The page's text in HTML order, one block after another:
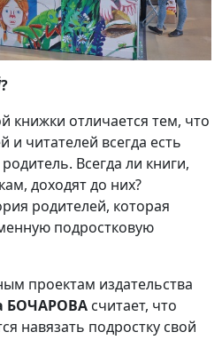
?
книжки отличается тем, что
и читателей всегда есть
Всегда ли книги,
доходят до них?
родителей, которая
подростковую
проектам издательства
БОЧАРОВА считает, что
навязать подростку свой